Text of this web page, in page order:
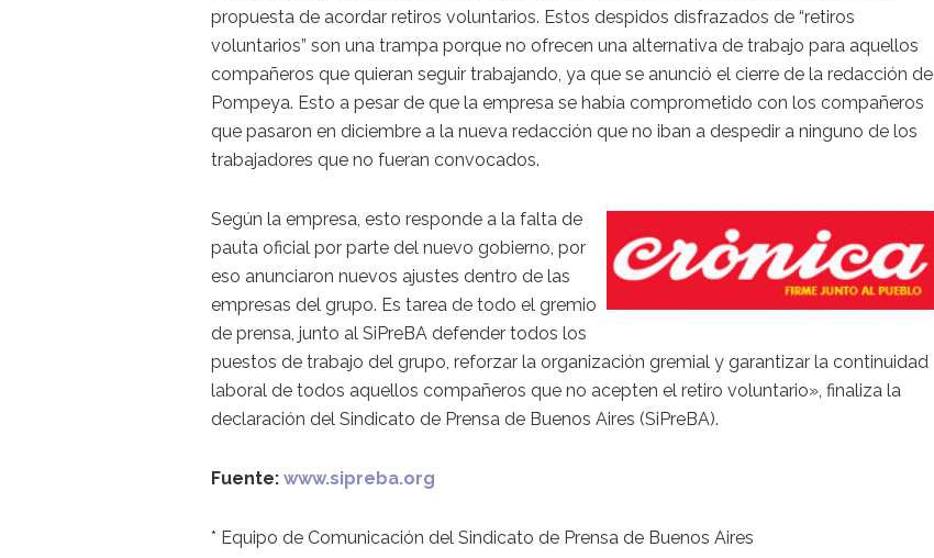
propuesta de acordar retiros voluntarios. Estos despidos disfrazados de “retiros
voluntarios” son una trampa porque no ofrecen una alternativa de trabajo para aquellos
compañeros que quieran seguir trabajando, ya que se anunció el cierre de la redacción de
Pompeya. Esto a pesar de que la empresa se había comprometido con los compañeros
que pasaron en diciembre a la nueva redacción que no iban a despedir a ninguno de los
trabajadores que no fueran convocados.
Según la empresa, esto responde a la falta de
pauta oficial por parte del nuevo gobierno, por
eso anunciaron nuevos ajustes dentro de las
empresas del grupo. Es tarea de todo el gremio
de prensa, junto al SiPreBA defender todos los
puestos de trabajo del grupo, reforzar la organización gremial y garantizar la continuidad
laboral de todos aquellos compañeros que no acepten el retiro voluntario», finaliza la
declaración del Sindicato de Prensa de Buenos Aires (SiPreBA).
Fuente: www.sipreba.org
* Equipo de Comunicación del Sindicato de Prensa de Buenos Aires